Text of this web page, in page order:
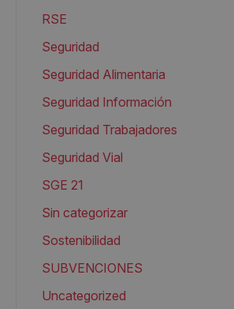
RSE
Seguridad
Seguridad Alimentaria
Seguridad Información
Seguridad Trabajadores
Seguridad Vial
SGE 21
Sin categorizar
Sostenibilidad
SUBVENCIONES
Uncategorized